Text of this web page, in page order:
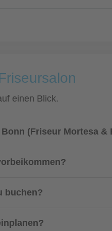
einen Blick.
(Friseur Mortesa &
buchen?